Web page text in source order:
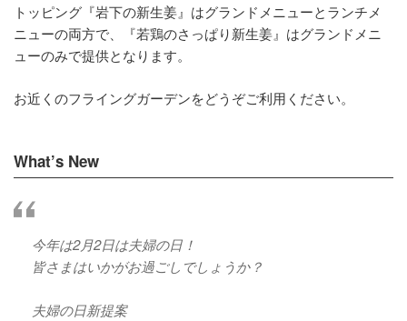
トッピング『岩下の新生姜』はグランドメニューとランチメ
ニューの両方で、『若鶏のさっぱり新生姜』はグランドメニ
ューのみで提供となります。
お近くのフライングガーデンをどうぞご利用ください。
What’s New
今年は2月2日は夫婦の日！
皆さまはいかがお過ごしでしょうか？
夫婦の日新提案